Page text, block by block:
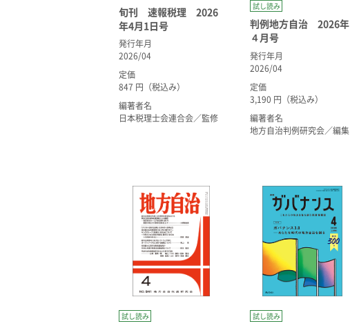
旬刊 速報税理 2026
年4月1日号
発行年月
2026/04
定価
847 円（税込み）
編著者名
日本税理士会連合会／監修
試し読み
判例地方自治 2026年
４月号
発行年月
2026/04
定価
3,190 円（税込み）
編著者名
地方自治判例研究会／編集
試し読み 試し読み